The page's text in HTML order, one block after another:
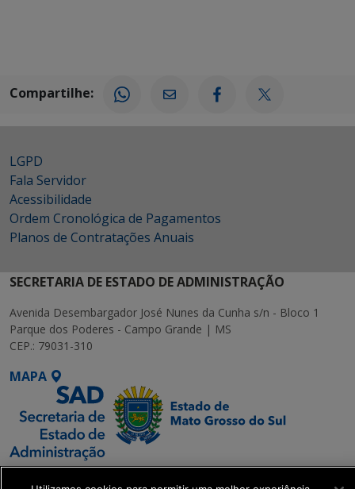
Compartilhe:
LGPD
Fala Servidor
Acessibilidade
Ordem Cronológica de Pagamentos
Planos de Contratações Anuais
SECRETARIA DE ESTADO DE ADMINISTRAÇÃO
Avenida Desembargador José Nunes da Cunha s/n - Bloco 1
Parque dos Poderes - Campo Grande | MS
CEP.: 79031-310
MAPA